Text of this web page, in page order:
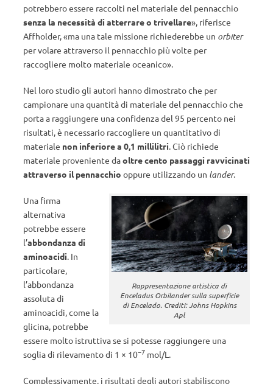
potrebbero essere raccolti nel materiale del pennacchio
senza la necessità di atterrare o trivellare», riferisce
Affholder, «ma una tale missione richiederebbe un orbiter
per volare attraverso il pennacchio più volte per
raccogliere molto materiale oceanico».
Nel loro studio gli autori hanno dimostrato che per
campionare una quantità di materiale del pennacchio che
porta a raggiungere una confidenza del 95 percento nei
risultati, è necessario raccogliere un quantitativo di
materiale non inferiore a 0,1 millilitri. Ciò richiede
materiale proveniente daoltre cento passaggi ravvicinati
attraverso il pennacchio oppure utilizzando un lander.
Rappresentazione artistica di
Enceladus Orbilander sulla superficie
di Encelado. Crediti: Johns Hopkins
Apl
Una firma
alternativa
potrebbe essere
l’abbondanza di
aminoacidi. In
particolare,
l’abbondanza
assoluta di
aminoacidi, come la
glicina, potrebbe
essere molto istruttiva se si potesse raggiungere una
soglia di rilevamento di 1 × 10−7 mol/L.
Complessivamente, i risultati degli autori stabiliscono